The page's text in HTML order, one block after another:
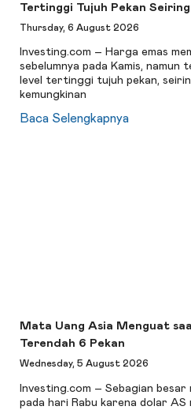
Tertinggi Tujuh Pekan
Thursday, 6 August 2026
Investing.com – Harga emas
sebelumnya pada Kamis,
level tertinggi tujuh pekan,
kemungkinan
Baca Selengkapnya
Mata Uang Asia Menguat
Terendah 6 Pekan
Wednesday, 5 August 2026
Investing.com – Sebagian
pada hari Rabu karena dolar AS